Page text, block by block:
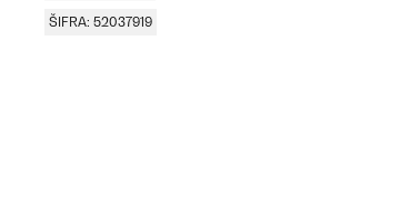
ŠIFRA: 52037919